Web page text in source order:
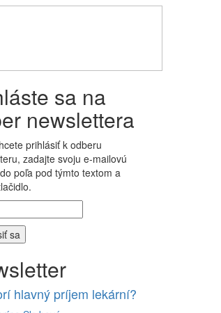
sa na
newslettera
prihlásiť k odberu
zadajte svoju e-mailovú
poľa pod týmto textom a
hlavný príjem lekární?